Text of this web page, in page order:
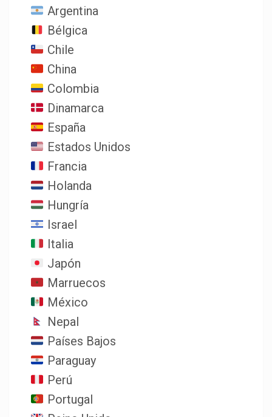
Argentina
Bélgica
Chile
China
Colombia
Dinamarca
España
Estados Unidos
Francia
Holanda
Hungría
Israel
Italia
Japón
Marruecos
México
Nepal
Países Bajos
Paraguay
Perú
Portugal